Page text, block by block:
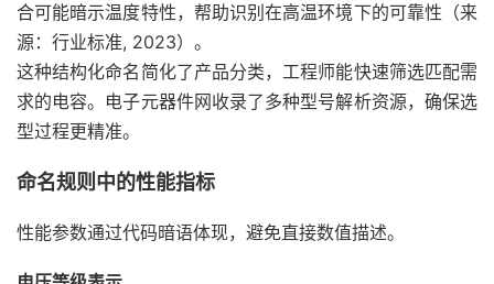
合可能暗示温度特性，帮助识别在高温环境下的可靠性（来
源：行业标准, 2023）。
这种结构化命名简化了产品分类，工程师能快速筛选匹配需
求的电容。电子元器件网收录了多种型号解析资源，确保选
型过程更精准。
命名规则中的性能指标
性能参数通过代码暗语体现，避免直接数值描述。